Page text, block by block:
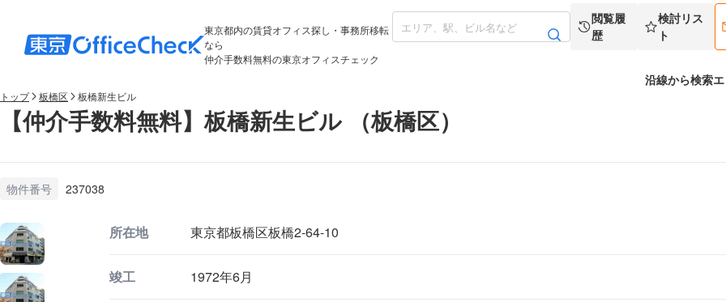
東京都内の賃貸オフィス探し・事務所移転
なら
仲介手数料無料の東京オフィスチェック
閲覧履
歴
検討リス
ト
沿線から検索
トップ 板橋区 板橋新生ビル
【仲介手数料無料】板橋新生ビル （板橋区）
物件番号 237038
所在地 東京都板橋区板橋2-64-10
竣工 1972年6月